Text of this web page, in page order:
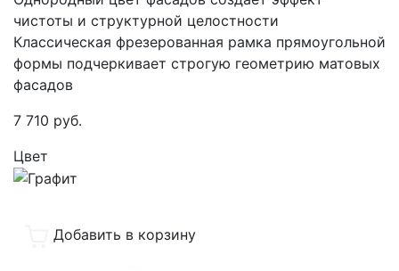
чистоты и структурной целостности
Классическая фрезерованная рамка прямоугольной
формы подчеркивает строгую геометрию матовых
фасадов
7 710 руб.
Цвет
Добавить в корзину